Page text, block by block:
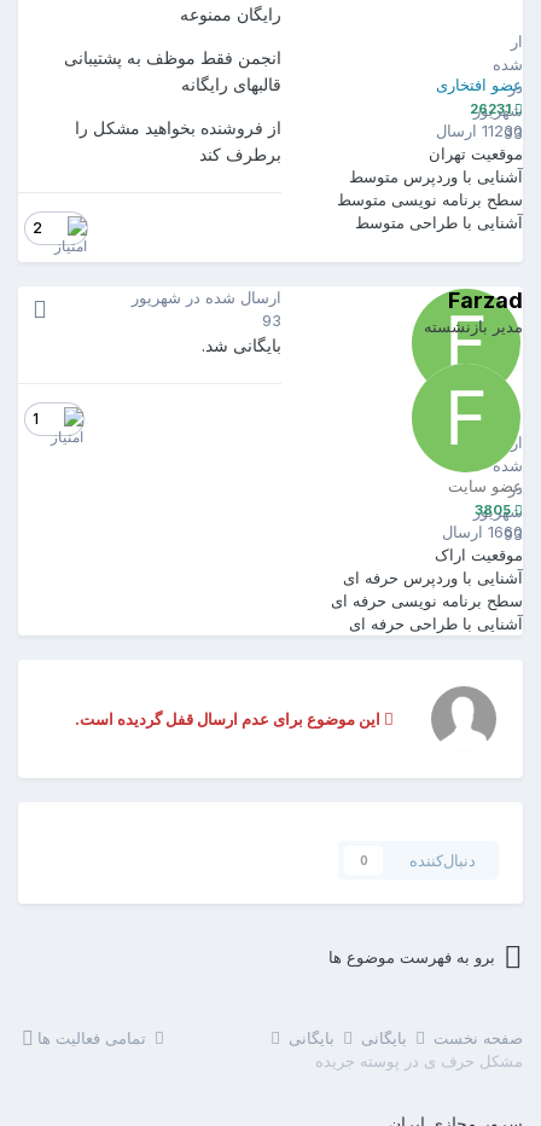
ارسال
شده
در
شهریور
93
عضو افتخاری
26231
11230 ارسال
موقعیت تهران
آشنایی با وردپرس متوسط
سطح برنامه نویسی متوسط
آشنایی با طراحی متوسط
رایگان ممنوعه
انجمن فقط موظف به پشتیبانی
قالبهای رایگانه
از فروشنده بخواهید مشکل را
برطرف کند
2
Farzad
ارسال
شده
در
شهریور
93
Farzad
مدیر بازنشسته
عضو سایت
3805
1660 ارسال
موقعیت اراک
آشنایی با وردپرس حرفه ای
سطح برنامه نویسی حرفه ای
آشنایی با طراحی حرفه ای
ارسال شده در شهریور
93
بایگانی شد.
1
این موضوع برای عدم ارسال قفل گردیده است.
دنبال‌کننده 0
برو به فهرست موضوع ها
تمامی فعالیت ها صفحه نخست بایگانی
بایگانی
مشکل حرف ی در پوسته جریده